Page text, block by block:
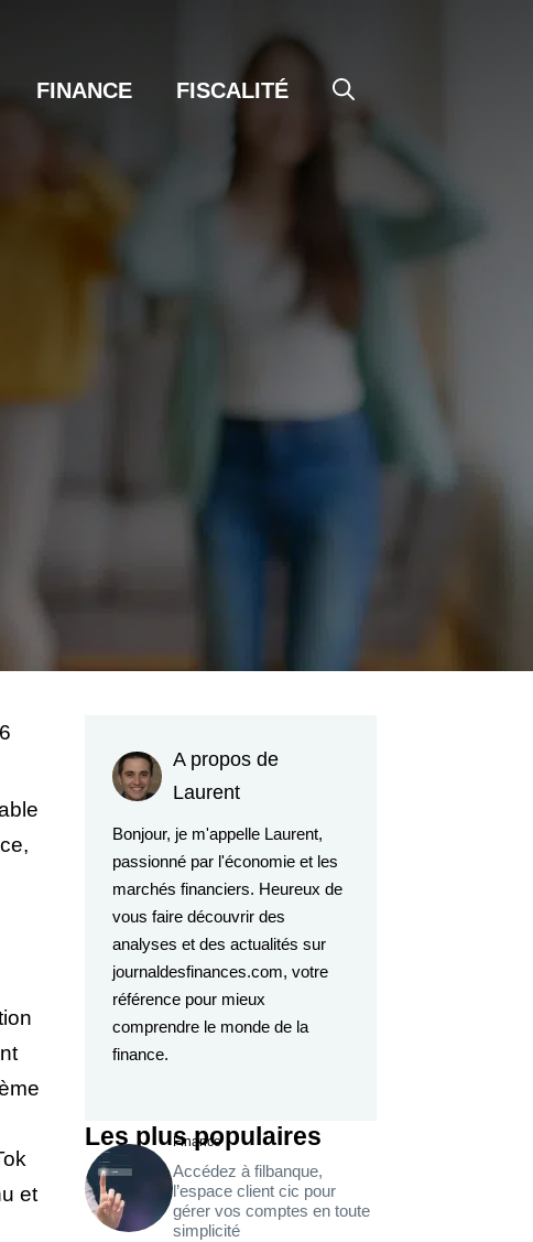
FINANCE FISCALITÉ
et
A propos de
Laurent
Bonjour, je m'appelle Laurent,
passionné par l'économie et les
marchés financiers. Heureux de
vous faire découvrir des
analyses et des actualités sur
journaldesfinances.com, votre
référence pour mieux
comprendre le monde de la
finance.
Les plus populaires
Finance
Accédez à filbanque,
l’espace client cic pour
gérer vos comptes en toute
simplicité